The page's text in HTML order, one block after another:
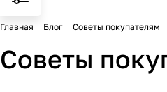
Главная Блог Советы покупателям
Советы